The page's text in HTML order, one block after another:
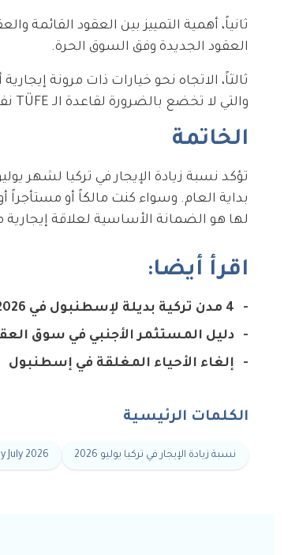
ثانياً، أهمية التمييز بين العقود القائمة
العقود الجديدة وفق السوق الحرة.
ثالثاً، الاتجاه نحو خيارات ذات مرونة
والتي لا تخضع بالضرورة لقاعدة الـ TÜFE نفسها، مع مراعاة الأنظمة المحلية المنظّمة لها.
الخاتمة
بداية العام. وسواء كنت مالكاً أو مستأجراً
لها هو الضمانة الأساسية لعلاقة إيجارية
اقرأ أيضا:
4 مدن تركية بديلة لإسطنبول في 2026
دليل المستثمر الأجنبي في سوق
إلغاء الأحياء المغلقة في إسطنبول
الكلمات الرئيسية
نسبة زيادة الإيجار في تركيا يوليو 2026 July 2026